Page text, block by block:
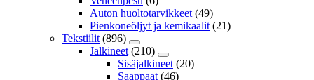
Auton huoltotarvikkeet (49)
Pienkoneöljyt ja kemikaalit (21)
Tekstiilit (896)
Jalkineet (210)
Sisäjalkineet (20)
Saappaat (46)